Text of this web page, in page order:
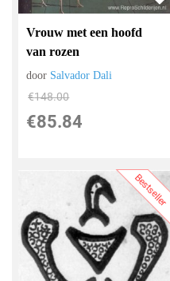
Vrouw met een hoofd
van rozen
door Salvador Dali
€148.00
€85.84
Bestseller